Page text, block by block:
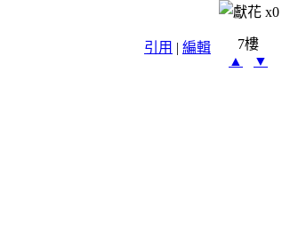
x0
引用 | 編輯
7樓
▲
▼